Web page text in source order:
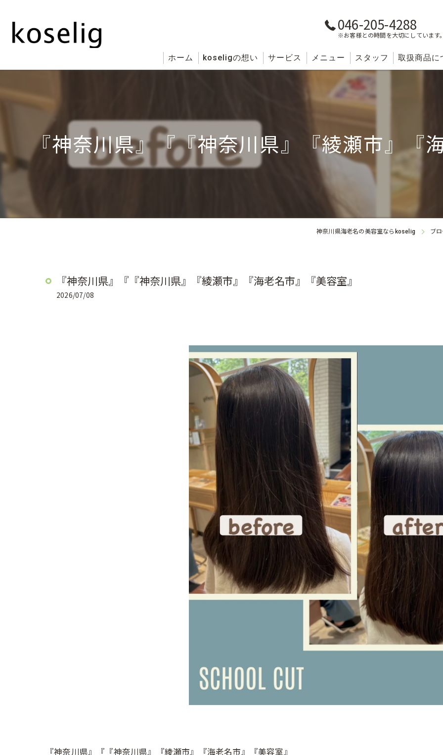
046-205-4288
※お客様との時間を大切にしています
ホーム koseligの想い サービス メニュー スタッフ 取扱商品に
『神奈川県』『『神奈川県』『綾瀬市』『
神奈川県海老名の美容室なら koselig ブ
『神奈川県』『『神奈川県』『綾瀬市』『海老名市』『美容室』
2026/07/08
『神奈川県』『『神奈川県』『綾瀬市』『海老名市』『美容室』